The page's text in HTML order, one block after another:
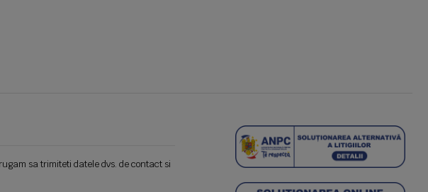
sa trimiteti datele dvs. de contact si